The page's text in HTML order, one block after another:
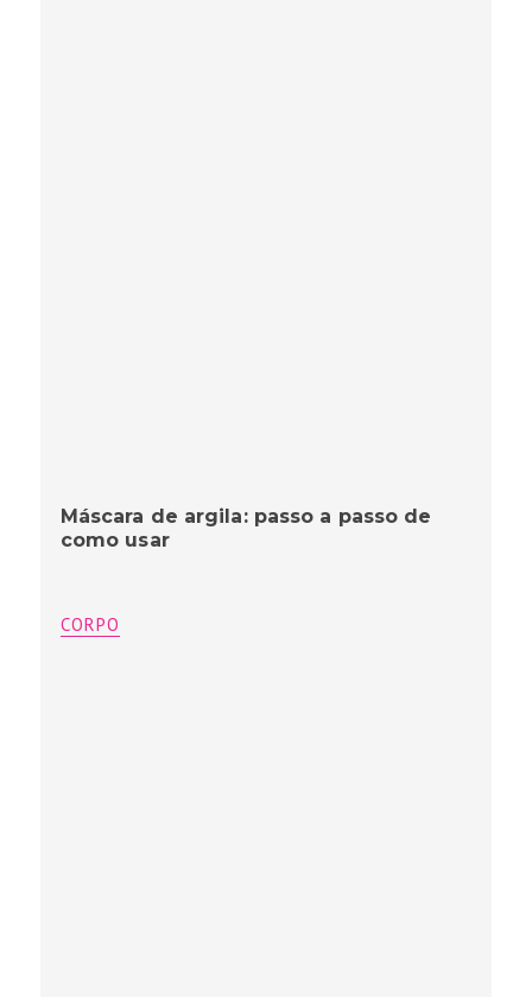
Máscara de argila: passo a passo de
como usar
CORPO